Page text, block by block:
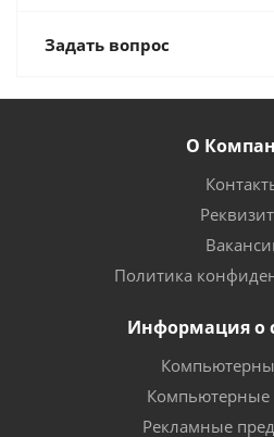
Задать вопрос
О
Политика
Информация о
Компьютерные
Рекламные